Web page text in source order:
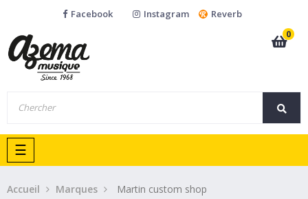
Facebook Instagram
Reverb
0
Basculer
la
navigation
☰
Accueil Marques Martin custom shop